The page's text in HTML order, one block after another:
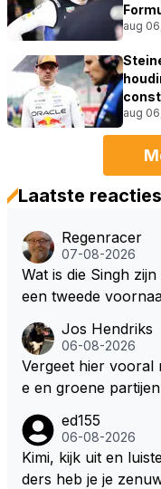
aug
aug
Laatste reacties
Regenracer
07-08-2026
Wat is die Singh
een tweede
Jos Hendriks
06-08-2026
Vergeet hier vooral
e en groene
over dan kunnen ze
men maar niet
r is dan een
ed155
06-08-2026
Kimi, kijk uit en
ders heb je je